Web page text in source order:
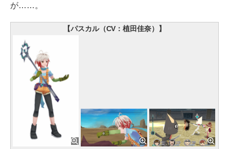
が……。
【パスカル（CV：植田佳奈）】